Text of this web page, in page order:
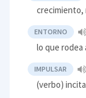
crecimiento,
ENTORNO
lo que rodea
IMPULSAR
(verbo)